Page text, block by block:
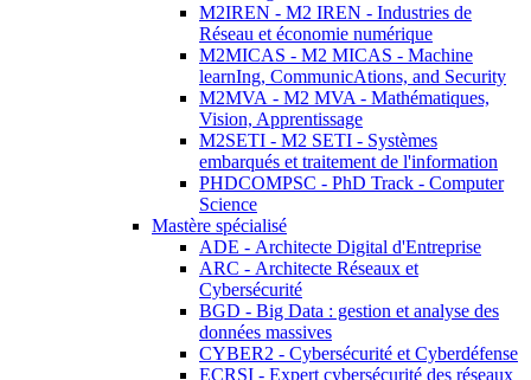
M2IREN - M2 IREN - Industries de
Réseau et économie numérique
M2MICAS - M2 MICAS - Machine
learnIng, CommunicAtions, and Security
M2MVA - M2 MVA - Mathématiques,
Vision, Apprentissage
M2SETI - M2 SETI - Systèmes
embarqués et traitement de l'information
PHDCOMPSC - PhD Track - Computer
Science
Mastère spécialisé
ADE - Architecte Digital d'Entreprise
ARC - Architecte Réseaux et
Cybersécurité
BGD - Big Data : gestion et analyse des
données massives
CYBER2 - Cybersécurité et Cyberdéfense
ECRSI - Expert cybersécurité des réseaux